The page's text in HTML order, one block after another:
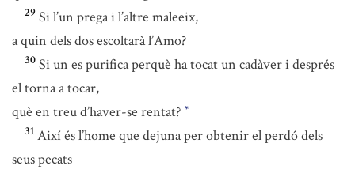
29 Si l’un prega i l’altre maleeix,
a quin dels dos escoltarà l’Amo?
30 Si un es purifica perquè ha tocat un cadàver i després
el torna a tocar,
què en treu d’haver-se rentat? *
31 Així és l’home que dejuna per obtenir el perdó dels
seus pecats